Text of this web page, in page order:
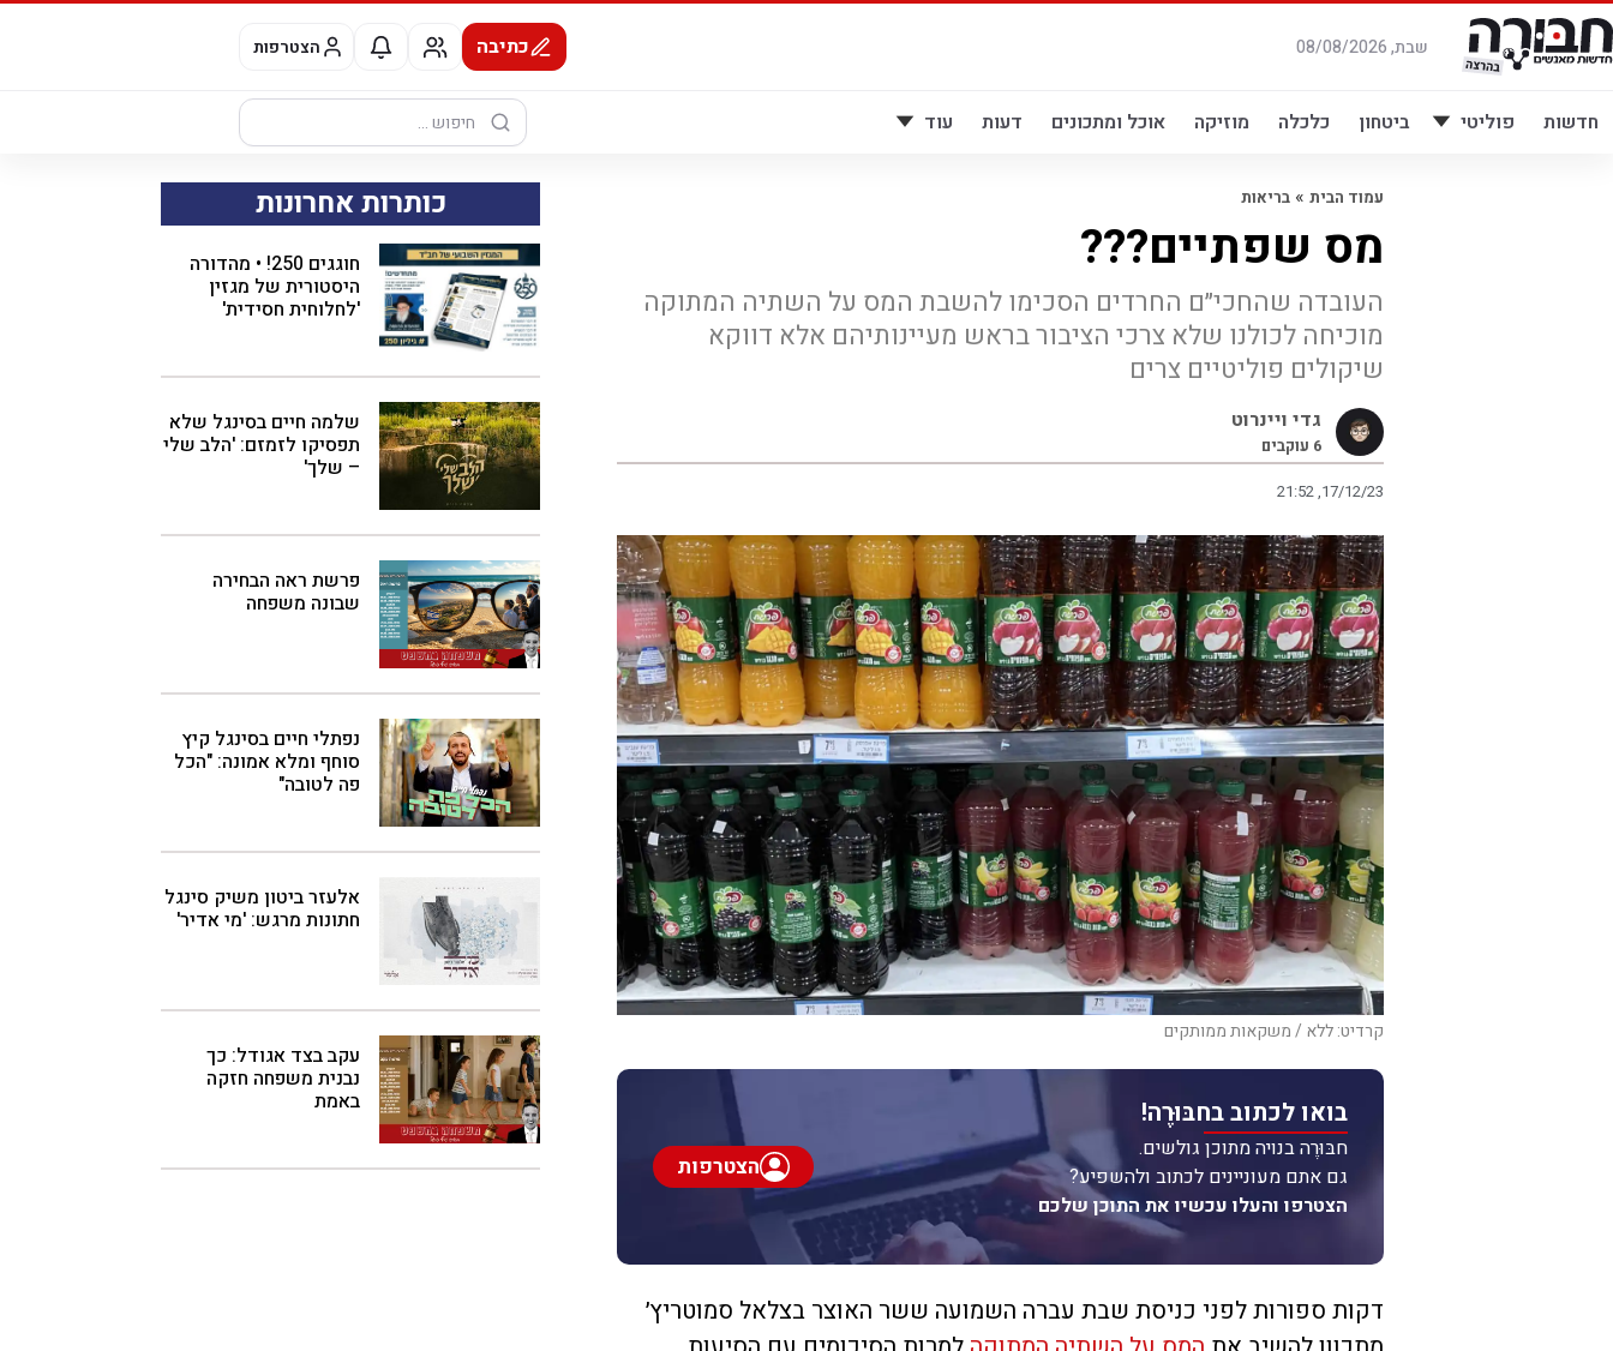
דלג
לתוכן
שבת, 08/08/2026 כתיבה הצטרפות
חדשות פוליטי ביטחון כלכלה מוזיקה אוכל ומתכונים דעות עוד
חיפוש:
עמוד הבית » בריאות
מס שפתיים???
העובדה שהחכי״ם החרדים הסכימו להשבת המס על השתיה המתוקה
מוכיחה לכולנו שלא צרכי הציבור בראש מעיינותיהם אלא דווקא
שיקולים פוליטיים צרים
גדי ויינרוט
6 עוקבים
21:52 ,17/12/23
קרדיט: ללא / משקאות ממותקים
בואו לכתוב בחבּוּרֶה!
חבּוּרֶה בנויה מתוכן גולשים.
גם אתם מעוניינים לכתוב ולהשפיע?
הצטרפו והעלו עכשיו את התוכן שלכם
הצטרפות
דקות ספורות לפני כניסת שבת עברה השמועה ששר האוצר בצלאל סמוטריץ׳
כותרות אחרונות
חוגגים 250! • מהדורה
היסטורית של מגזין
'לחלוחית חסידית'
שלמה חיים בסינגל שלא
תפסיקו לזמזם: 'הלב שלי
– שלך'
פרשת ראה הבחירה
שבונה משפחה
נפתלי חיים בסינגל קיץ
סוחף ומלא אמונה: "הכל
פה לטובה"
אלעזר ביטון משיק סינגל
חתונות מרגש: 'מי אדיר'
עקב בצד אגודל: כך
נבנית משפחה חזקה
באמת